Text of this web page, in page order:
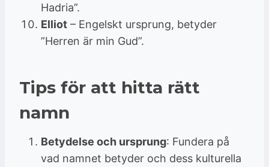
Hadria”.
Elliot – Engelskt ursprung, betyder
”Herren är min Gud”.
Tips för att hitta rätt
namn
Betydelse och ursprung: Fundera på
vad namnet betyder och dess kulturella